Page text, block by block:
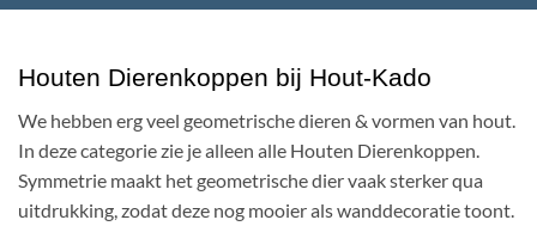
Houten Dierenkoppen bij Hout-Kado
We hebben erg veel geometrische dieren & vormen van hout.
In deze categorie zie je alleen alle Houten Dierenkoppen.
Symmetrie maakt het geometrische dier vaak sterker qua
uitdrukking, zodat deze nog mooier als wanddecoratie toont.